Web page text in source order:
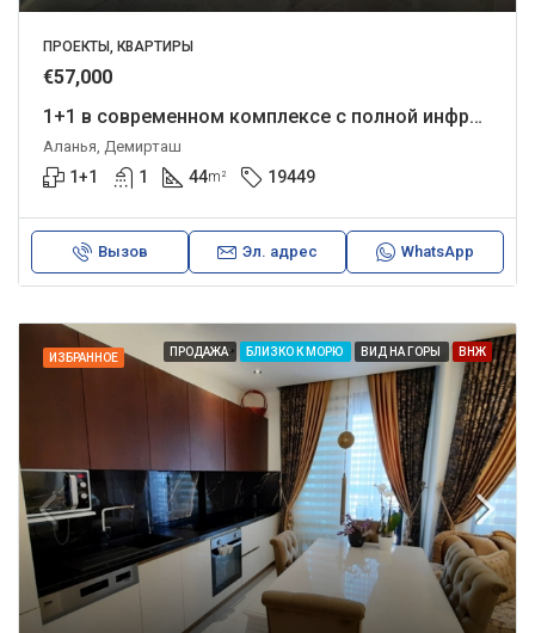
ПРОЕКТЫ, КВАРТИРЫ
€57,000
1+1 в современном комплексе с полной инфраструктурой.
Аланья, Демирташ
1+1 1 44m² 19449
Вызов Эл. адрес WhatsApp
ИЗБРАННОЕ ПРОДАЖА БЛИЗКО К МОРЮ ВИД НА ГОРЫ ВНЖ